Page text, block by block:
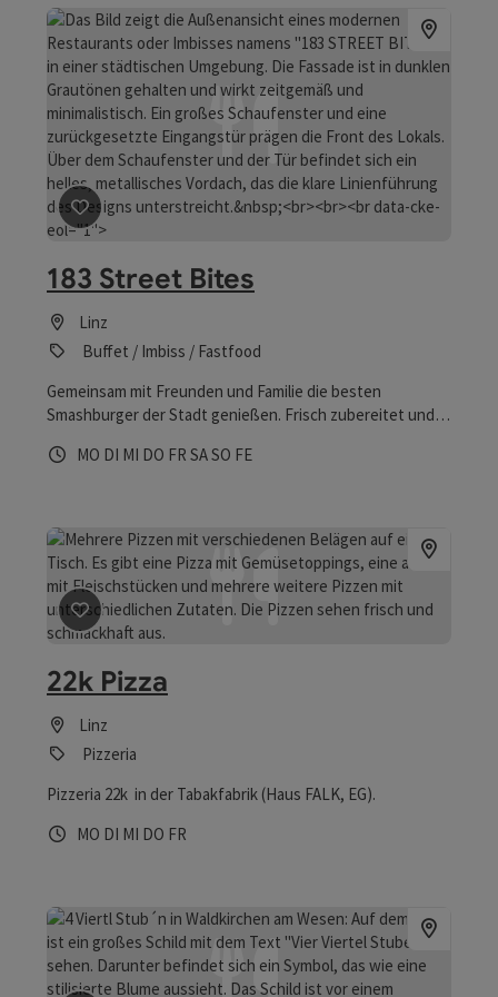
Beitrag merken
183 Street Bites
Linz
Buffet / Imbiss / Fastfood
Gemeinsam mit Freunden und Familie die besten
Smashburger der Stadt genießen. Frisch zubereitet und
Öffnungszeiten
MO Montag geöffnet
DI Dienstag geöffnet
MI Mittwoch geöffnet
DO Donnerstag geöffnet
FR Freitag geöffnet
SASamstag geöffnet
SO Sonntag geöffnet
FEFeiertag geöffnet
Beitrag merken
22k Pizza
Linz
Pizzeria
Pizzeria 22k in der Tabakfabrik (Haus FALK, EG).
Öffnungszeiten
MO Montag geöffnet
DI Dienstag geöffnet
MI Mittwoch geöffnet
DO Donnerstag geöffnet
FRFreitag geöffnet